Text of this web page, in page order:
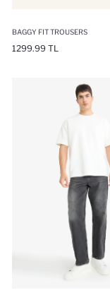
BAGGY FIT TROUSERS
1299.99 TL